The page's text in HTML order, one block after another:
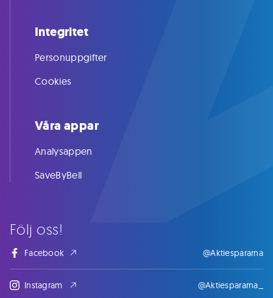
Följ oss!
Facebook @Aktiespararna
Instagram @Aktiespararna_
Integritet
Personuppgifter
Cookies
Våra appar
Analysappen
SaveByBell